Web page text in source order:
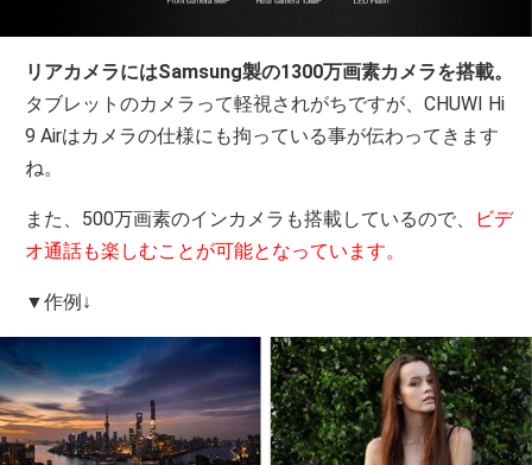
リアカメラにはSamsung製の1300万画素カメラを搭載。
タブレットのカメラって軽視されがちですが、CHUWI Hi
9 Airはカメラの仕様にも拘っている事が伝わってきます
ね。
また、500万画素のインカメラも搭載しているので、
ビデ
オ通話も楽しむことが可能となっています。
▼作例↓